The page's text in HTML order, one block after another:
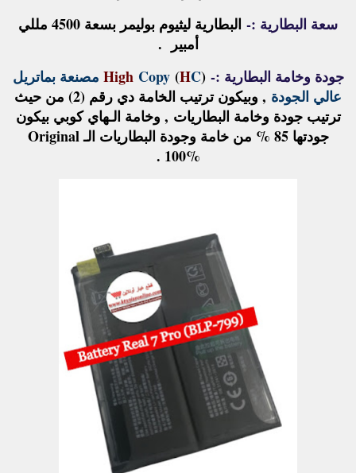
سعة البطارية :-
البطارية ليثيوم بوليمر بسعة 4500 مللي
أمبير .
جودة وخامة البطارية :- (
HC
)
High Copy مصنعة بماتريل
عالي الجودة
, وبيكون ترتيب الخامة دي رقم (2) من حيث
ترتيب جودة وخامة البطاريات , وخامة الـهاي كوبي بيكون
جودتها 85 % من خامة وجودة البطاريات الـ Original
100% .